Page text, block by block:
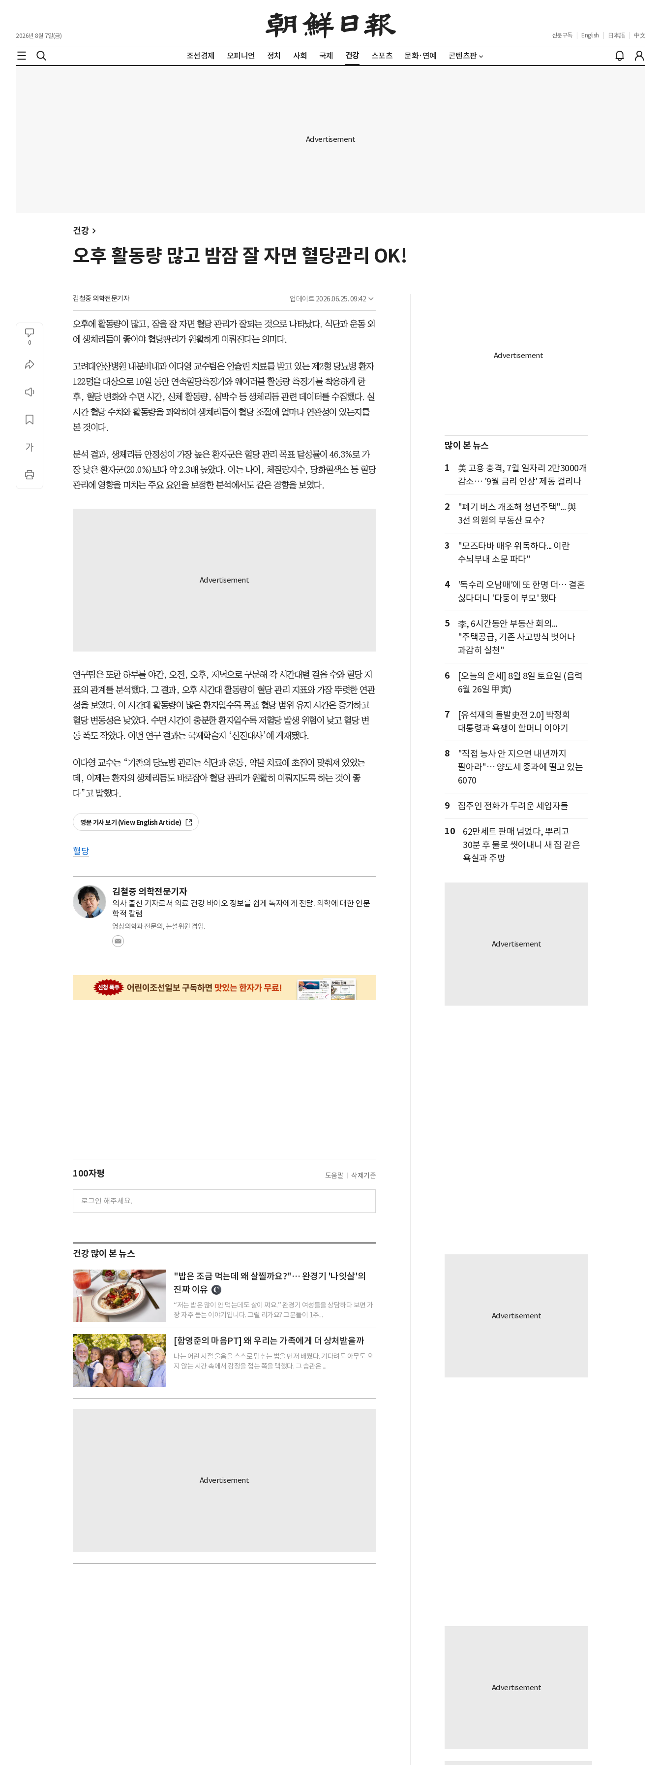
2026년 8월 7일(금) 신문구독 English 日本語 中文
조선경제 오피니언 정치 사회 국제 건강 스포츠 문화·연예 콘텐츠판
건강
오후 활동량 많고 밤잠 잘 자면 혈당관리 OK!
김철중 의학전문기자 업데이트 2026.06.25. 09:42
0
오후에 활동량이 많고, 잠을 잘 자면 혈당 관리가 잘되는 것으로 나타났다. 식단과 운동 외
에 생체리듬이 좋아야 혈당관리가 원활하게 이뤄진다는 의미다.
고려대안산병원 내분비내과 이다영 교수팀은 인슐린 치료를 받고 있는 제2형 당뇨병 환자
122명을 대상으로 10일 동안 연속혈당측정기와 웨어러블 활동량 측정기를 착용하게 한
후, 혈당 변화와 수면 시간, 신체 활동량, 심박수 등 생체리듬 관련 데이터를 수집했다. 실
시간 혈당 수치와 활동량을 파악하여 생체리듬이 혈당 조절에 얼마나 연관성이 있는지를
본 것이다.
분석 결과, 생체리듬 안정성이 가장 높은 환자군은 혈당 관리 목표 달성률이 46.3%로 가
장 낮은 환자군(20.0%)보다 약 2.3배 높았다. 이는 나이, 체질량지수, 당화혈색소 등 혈당
관리에 영향을 미치는 주요 요인을 보정한 분석에서도 같은 경향을 보였다.
연구팀은 또한 하루를 야간, 오전, 오후, 저녁으로 구분해 각 시간대별 걸음 수와 혈당 지
표의 관계를 분석했다. 그 결과, 오후 시간대 활동량이 혈당 관리 지표와 가장 뚜렷한 연관
성을 보였다. 이 시간대 활동량이 많은 환자일수록 목표 혈당 범위 유지 시간은 증가하고
혈당 변동성은 낮았다. 수면 시간이 충분한 환자일수록 저혈당 발생 위험이 낮고 혈당 변
동 폭도 작았다. 이번 연구 결과는 국제학술지 ‘신진대사’에 게재됐다.
이다영 교수는 “기존의 당뇨병 관리는 식단과 운동, 약물 치료에 초점이 맞춰져 있었는
데, 이제는 환자의 생체리듬도 바로잡아 혈당 관리가 원활히 이뤄지도록 하는 것이 좋
다”고 말했다.
영문 기사 보기 (View English Article)
혈당
김철중 의학전문기자
의사 출신 기자로서 의료 건강 바이오 정보를 쉽게 독자에게 전달. 의학에 대한 인문
학적 칼럼
영상의학과 전문의, 논설위원 겸임.
100자평 도움말 삭제기준
건강 많이 본 뉴스
"밥은 조금 먹는데 왜 살찔까요?"… 완경기 '나잇살'의
진짜 이유
“저는 밥은 많이 안 먹는데도 살이 쪄요.” 완경기 여성들을 상담하다 보면 가
장 자주 듣는 이야기입니다. 그럴 리가요? 그분들이 1주...
[함영준의 마음PT] 왜 우리는 가족에게 더 상처받을까
나는 어린 시절 울음을 스스로 멈추는 법을 먼저 배웠다. 기다려도 아무도 오
지 않는 시간 속에서 감정을 접는 쪽을 택했다. 그 습관은 ...
많이 본 뉴스
1
美 고용 충격, 7월 일자리 2만3000개
감소… '9월 금리 인상' 제동 걸리나
2
"폐기 버스 개조해 청년주택"... 與
3선 의원의 부동산 묘수?
3
"모즈타바 매우 위독하다... 이란
수뇌부내 소문 파다"
4
'독수리 오남매'에 또 한명 더… 결혼
싫다더니 '다둥이 부모' 됐다
5
李, 6시간동안 부동산 회의...
"주택공급, 기존 사고방식 벗어나
과감히 실천"
6
[오늘의 운세] 8월 8일 토요일 (음력
6월 26일 甲寅)
7
[유석재의 돌발史전 2.0] 박정희
대통령과 욕쟁이 할머니 이야기
8
"직접 농사 안 지으면 내년까지
팔아라"… 양도세 중과에 떨고 있는
6070
9 집주인 전화가 두려운 세입자들
10
62만세트 판매 넘었다, 뿌리고
30분 후 물로 씻어내니 새 집 같은
욕실과 주방